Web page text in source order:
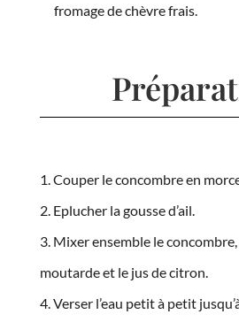
fromage de chèvre frais.
Couper le concombre en
Eplucher la gousse d’ail.
Mixer ensemble le concombre,
moutarde et le jus de citron.
Verser l’eau petit à petit